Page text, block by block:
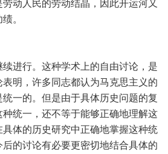
动人民的劳动结晶，因此开运河又
。
续进行。这种学术上的自由讨论，是
明，许多同志都认为马克思主义的
一的。但是由于具体历史问题的复
统一，还不等于能够正确地理解这
体的历史研究中正确地掌握这种统
的讨论有必要更密切地结合具体的